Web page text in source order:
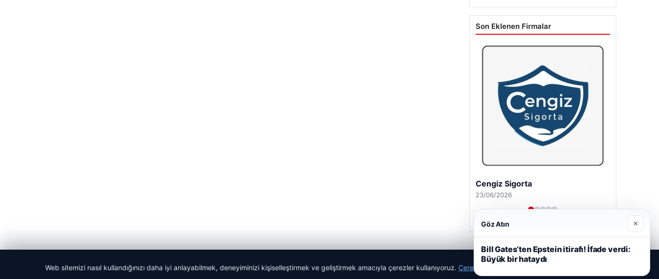
Son Eklenen Firmalar
Cengiz Sigorta
23/06/2026
© 2026 Habercin – Güncel Haberler
Web sitemizi nasıl kullandığınızı daha iyi anlayabilmek, deneyiminizi kişiselleştirmek ve geliştirmek amacıyla çerezler kullanıyoruz. Çerez Politikamız
Göz Atın ×
Bill Gates’ten Epstein itirafı! İfade verdi:
Büyük bir hataydı